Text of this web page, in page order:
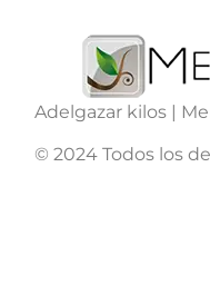
Adelgazar kilos |
© 2024 Todos los